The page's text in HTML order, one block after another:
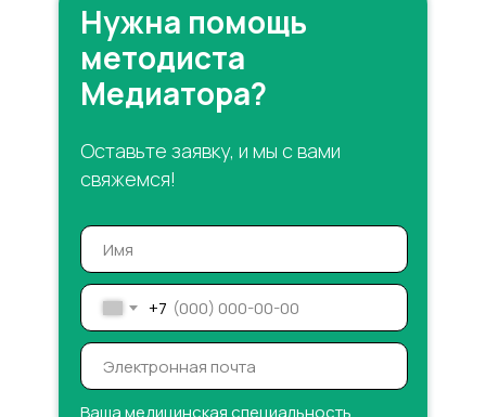
Нужна помощь
методиста
Медиатора?
+7
Ваша медицинская специальность
Оставьте заявку, и мы с вами
свяжемся!